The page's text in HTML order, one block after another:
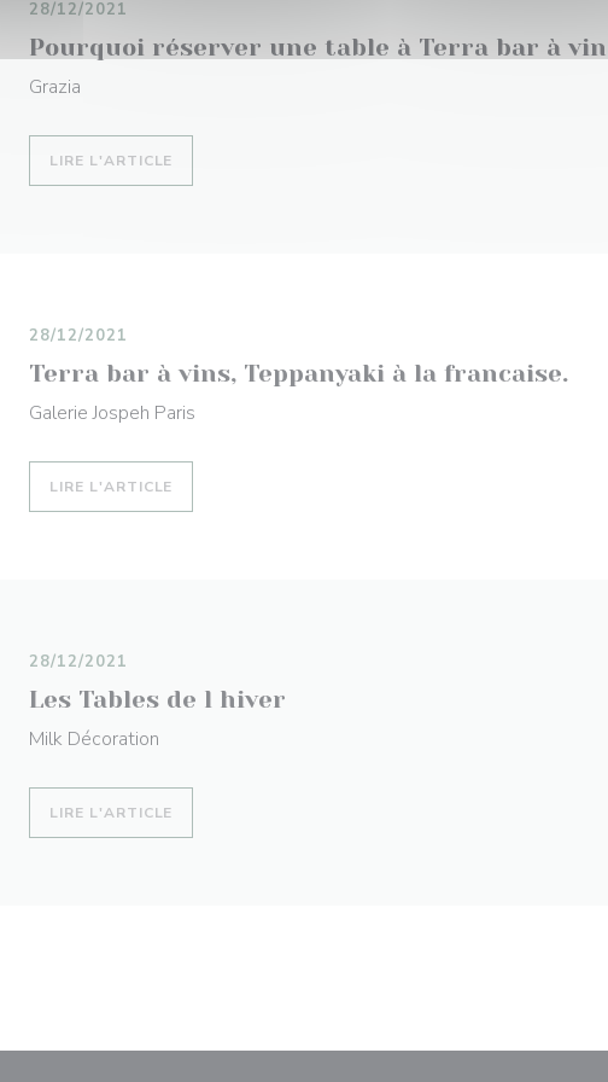
Pourquoi réserver une table à Terra bar à
28/12/2021
Grazia
LIRE L'ARTICLE
Terra bar à vins, Teppanyaki à la francaise.
28/12/2021
Galerie Jospeh Paris
LIRE L'ARTICLE
Les Tables de l hiver
28/12/2021
Milk Décoration
LIRE L'ARTICLE